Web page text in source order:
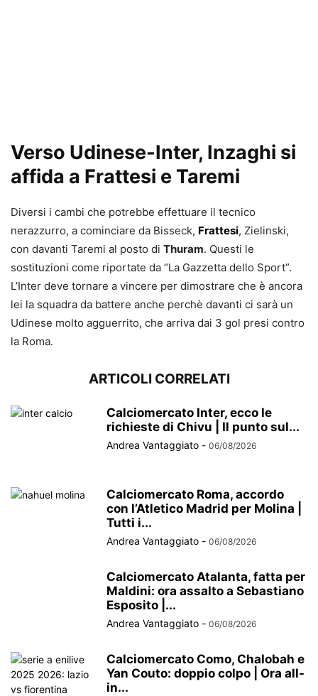
Verso Udinese-Inter, Inzaghi si
affida a Frattesi e Taremi
Diversi i cambi che potrebbe effettuare il tecnico
nerazzurro, a cominciare da Bisseck, Frattesi, Zielinski,
con davanti Taremi al posto di Thuram. Questi le
sostituzioni come riportate da “La Gazzetta dello Sport”.
L’Inter deve tornare a vincere per dimostrare che è ancora
lei la squadra da battere anche perchè davanti ci sarà un
Udinese molto agguerrito, che arriva dai 3 gol presi contro
la Roma.
ARTICOLI CORRELATI
Calciomercato Inter, ecco le
richieste di Chivu | Il punto sul...
Andrea Vantaggiato - 06/08/2026
Calciomercato Roma, accordo
con l’Atletico Madrid per Molina |
Tutti i...
Andrea Vantaggiato - 06/08/2026
Calciomercato Atalanta, fatta per
Maldini: ora assalto a Sebastiano
Esposito |...
Andrea Vantaggiato - 06/08/2026
Calciomercato Como, Chalobah e
Yan Couto: doppio colpo | Ora all-
in...